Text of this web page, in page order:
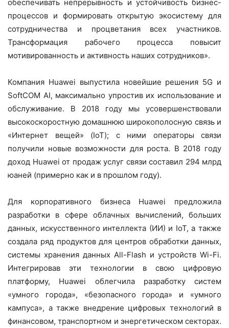
обеспечивать непрерывность и устойчивость бизнес-
процессов и формировать открытую экосистему для
сотрудничества и процветания всех участников.
Трансформация рабочего процесса повысит
мотивированность и активность наших сотрудников».
Компания Huawei выпустила новейшие решения 5G и
SoftCOM AI, максимально упростив их использование и
обслуживание. В 2018 году мы усовершенствовали
высокоскоростную домашнюю широкополосную связь и
«Интернет вещей» (IoT); с ними операторы связи
получили новые возможности для роста. В 2018 году
доход Huawei от продаж услуг связи составил 294 млрд
юаней (примерно как и в прошлом году).
Для корпоративного бизнеса Huawei предложила
разработки в сфере облачных вычислений, больших
данных, искусственного интеллекта (ИИ) и IoT, а также
создала ряд продуктов для центров обработки данных,
системы хранения данных All-Flash и устройств Wi-Fi.
Интегрировав эти технологии в свою цифровую
платформу, Huawei облегчила разработку систем
«умного города», «безопасного города» и «умного
кампуса», а также внедрение цифровых технологий в
финансовом, транспортном и энергетическом секторах.